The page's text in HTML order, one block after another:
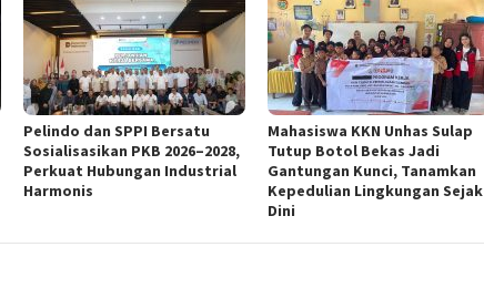
Pelindo dan SPPI Bersatu
Sosialisasikan PKB 2026–2028,
Perkuat Hubungan Industrial
Harmonis
Mahasiswa KKN Unhas Sulap
Tutup Botol Bekas Jadi
Gantungan Kunci, Tanamkan
Kepedulian Lingkungan Sejak
Dini